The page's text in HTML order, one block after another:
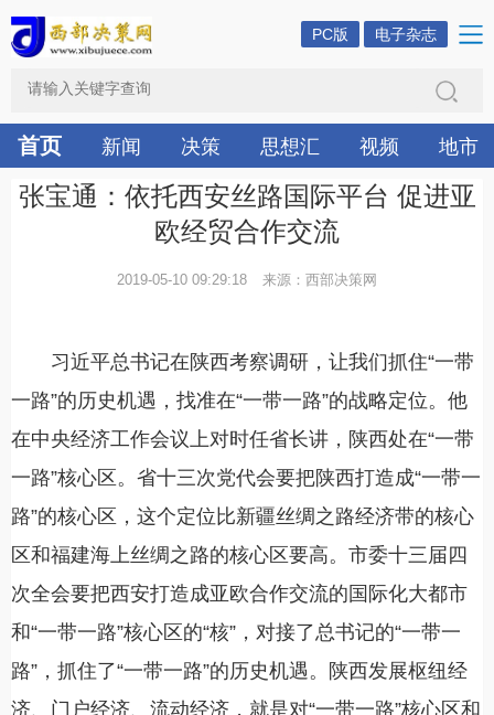
PC版 电子杂志
首页 新闻 决策 思想汇 视频 地市
张宝通：依托西安丝路国际平台 促进亚
欧经贸合作交流
2019-05-10 09:29:18 来源：西部决策网
习近平总书记在陕西考察调研，让我们抓住“一带
一路”的历史机遇，找准在“一带一路”的战略定位。他
在中央经济工作会议上对时任省长讲，陕西处在“一带
一路”核心区。省十三次党代会要把陕西打造成“一带一
路”的核心区，这个定位比新疆丝绸之路经济带的核心
区和福建海上丝绸之路的核心区要高。市委十三届四
次全会要把西安打造成亚欧合作交流的国际化大都市
和“一带一路”核心区的“核”，对接了总书记的“一带一
路”，抓住了“一带一路”的历史机遇。陕西发展枢纽经
济、门户经济、流动经济，就是对“一带一路”核心区和